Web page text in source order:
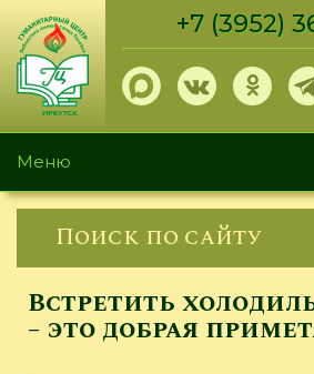
Перейти
основному
содержанию
+7 (3952)
Меню
Поиск по сайту
Встретить
– это добрая